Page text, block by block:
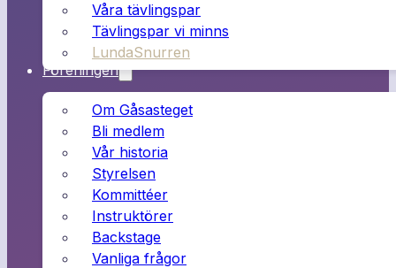
Våra tävlingspar
Tävlingspar vi minns
LundaSnurren
Föreningen
Om Gåsasteget
Bli medlem
Vår historia
Styrelsen
Kommittéer
Instruktörer
Backstage
Vanliga frågor